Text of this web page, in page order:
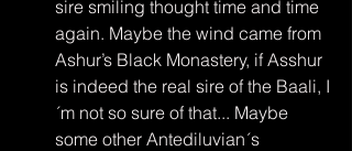
sire smiling thought time and time
again. Maybe the wind came from
Ashur’s Black Monastery, if Asshur
is indeed the real sire of the Baali, I
´m not so sure of that... Maybe
some other Antediluvian´s